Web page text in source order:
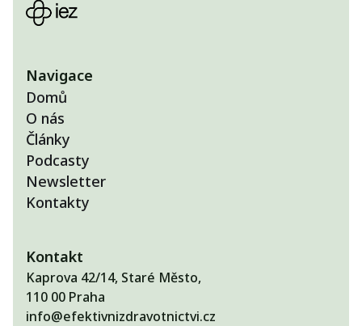
Navigace
Domů
O nás
Články
Podcasty
Newsletter
Kontakty
Kontakt
Kaprova 42/14, Staré Město,
110 00 Praha
info@efektivnizdravotnictvi.cz